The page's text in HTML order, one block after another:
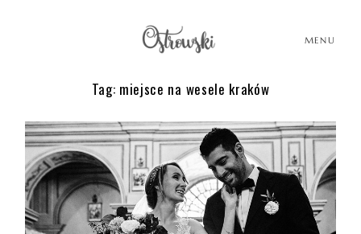
MENU
Tag: miejsce na wesele kraków
HISTORIE
PORTFOLIO